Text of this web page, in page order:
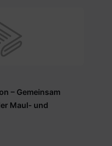
– Gemeinsam
Maul- und